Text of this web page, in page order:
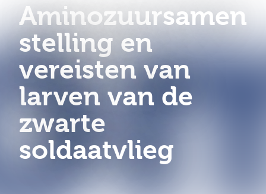
Aminozuursamen
stelling en
vereisten van
larven van de
zwarte
soldaatvlieg